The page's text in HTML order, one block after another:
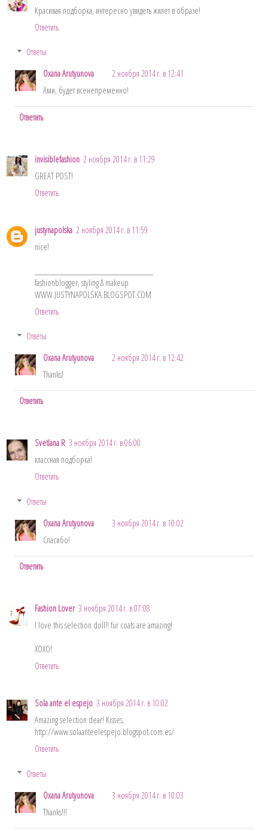
Красивая подборка, интересно увидеть жилет в образе!
Ответить
Ответы
Oxana Arutyunova
2 ноября 2014 г. в 12:41
Ами, будет всенепременно!
Ответить
invisiblefashion 2 ноября 2014 г. в 11:29
GREAT POST!
Ответить
justynapolska 2 ноября 2014 г. в 11:59
nice!
fashionblogger, styling & makeup
WWW.JUSTYNAPOLSKA.BLOGSPOT.COM
Ответить
Ответы
Oxana Arutyunova
2 ноября 2014 г. в 12:42
Thanks!
Ответить
Svetlana R 3 ноября 2014 г. в 06:00
классная подборка!
Ответить
Ответы
Oxana Arutyunova
3 ноября 2014 г. в 10:02
Спасибо!
Ответить
Fashion Lover 3 ноября 2014 г. в 07:08
I love this selection doll!! fur coats are amazing!
XOXO!
Ответить
Sola ante el espejo 3 ноября 2014 г. в 10:02
Amazing selection dear! Kisses.
http://www.solaanteelespejo.blogspot.com.es/
Ответить
Ответы
Oxana Arutyunova
3 ноября 2014 г. в 10:03
Thanks!!!